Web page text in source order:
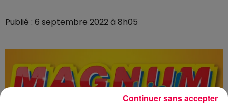
Publié : 6 septembre 2022 à 8h05
Continuer sans accepter